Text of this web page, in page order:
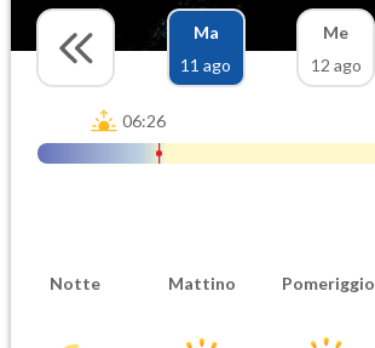
Ma
11 ago
Me
12 ago
06:26
Notte Mattino Pomeriggio